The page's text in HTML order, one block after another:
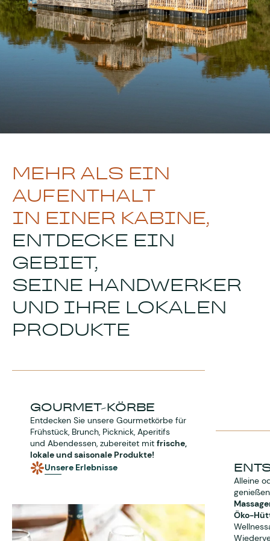
MEHR ALS EIN
AUFENTHALT
IN EINER KABINE,
ENTDECKE EIN
GEBIET,
SEINE HANDWERKER
UND IHRE LOKALEN
PRODUKTE
GOURMET-KÖRBE
Entdecken Sie unsere Gourmetkörbe für
Frühstück, Brunch, Picknick, Aperitifs
und Abendessen, zubereitet mit frische,
lokale und saisonale Produkte!
Unsere Erlebnisse
Alleine
Öko-